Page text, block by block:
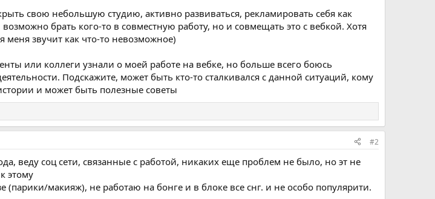
свою небольшую студию, активно развиваться, рекламировать себя как
брать кого-то в совместную работу, но и совмещать это с вебкой. Хотя
звучит как что-то невозможное)
или коллеги узнали о моей работе на вебке, но больше всего боюсь
Подскажите, может быть кто-то сталкивался с данной ситуаций, кому
и может быть полезные советы
#2
веду соц сети, связанные с работой, никаких еще проблем не было, но эт не
этому
(парики/макияж), не работаю на бонге и в блоке все снг. и не особо популярити.